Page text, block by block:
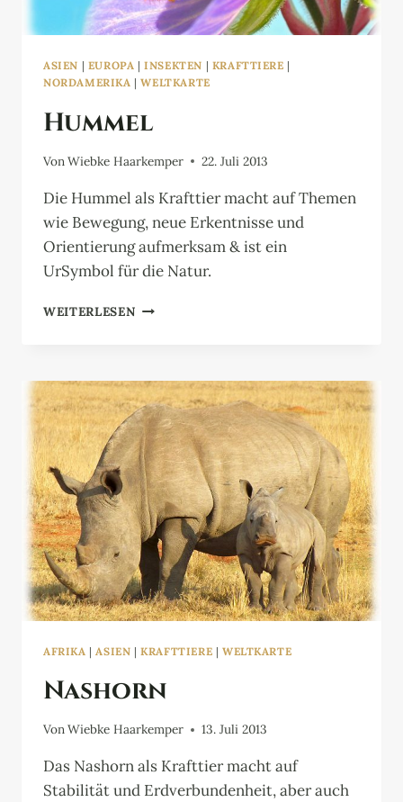
ASIEN | EUROPA |INSEKTEN | KRAFTTIERE |
NORDAMERIKA |WELTKARTE
Hummel
VonWiebke Haarkemper 22. Juli 2013
Die Hummel als Krafttier macht auf Themen
wie Bewegung, neue Erkentnisse und
Orientierung aufmerksam & ist ein
UrSymbol für die Natur.
WEITERLESEN HUMMEL
AFRIKA | ASIEN |KRAFTTIERE | WELTKARTE
Nashorn
VonWiebke Haarkemper 13. Juli 2013
Das Nashorn als Krafttier macht auf
Stabilität und Erdverbundenheit, aber auch